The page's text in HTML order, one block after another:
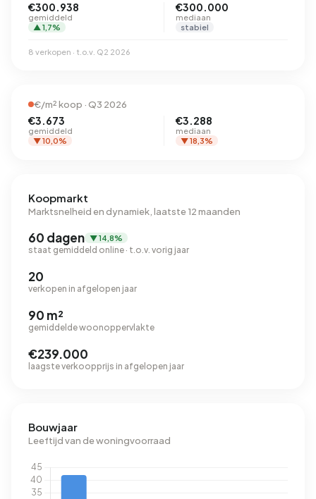
€300.938
gemiddeld
▲ 1,7%
€300.000
mediaan
stabiel
8 verkopen · t.o.v. Q2 2026
€/m² koop · Q3 2026
€3.673
gemiddeld
▼ 10,0%
€3.288
mediaan
▼ 18,3%
Koopmarkt
Marktsnelheid en dynamiek, laatste 12 maanden
60 dagen ▼ 14,8%
staat gemiddeld online · t.o.v. vorig jaar
20
verkopen in afgelopen jaar
90 m²
gemiddelde woonoppervlakte
€239.000
laagste verkoopprijs in afgelopen jaar
Bouwjaar
Leeftijd van de woningvoorraad